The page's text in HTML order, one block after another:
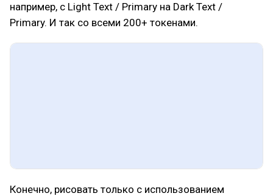
например, с Light Text / Primary на Dark Text /
Primary. И так со всеми 200+ токенами.
Конечно, рисовать только с использованием